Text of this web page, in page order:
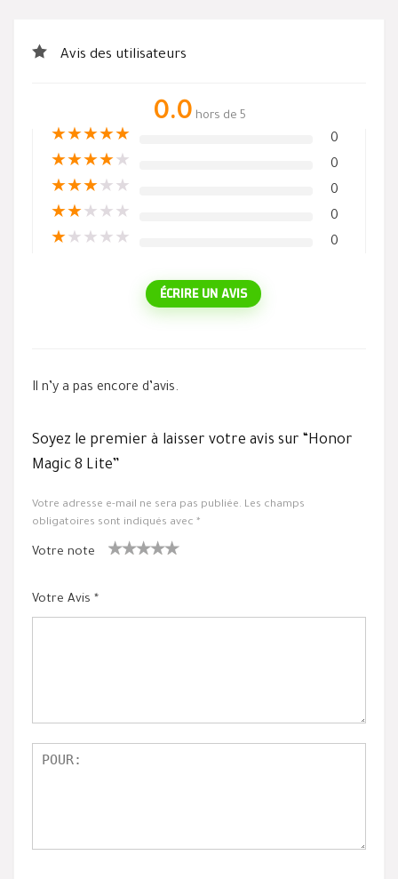
Avis des utilisateurs
0.0 hors de 5
★★★★★ 0
★★★★★ 0
★★★★ ★ 0
★★★ ★ ★ 0
★★ ★ ★ ★ 0
ÉCRIRE UN AVIS
Il n’y a pas encore d’avis.
Soyez le premier à laisser votre avis sur “Honor
Magic 8 Lite”
Votre adresse e-mail ne sera pas publiée. Les champs
obligatoires sont indiqués avec *
Votre note
oil
sur
Votre Avis *